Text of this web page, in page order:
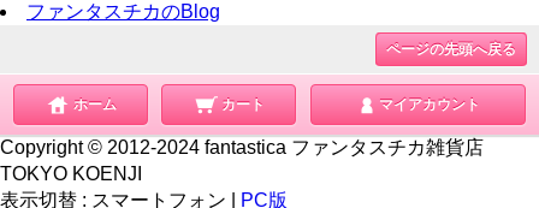
ファンタスチカのBlog
ページの先頭へ戻る
ホーム カート マイアカウント
Copyright © 2012-2024 fantastica ファンタスチカ雑貨店
TOKYO KOENJI
表示切替 : スマートフォン PC版